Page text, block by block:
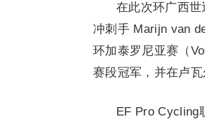
在此次环广西
冲刺手 Marijn van
环加泰罗尼亚赛（
赛段冠军，并在卢
EF Pro Cycling